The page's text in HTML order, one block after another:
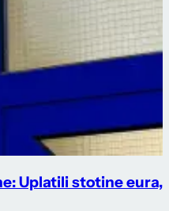
Uplatili stotine eura,